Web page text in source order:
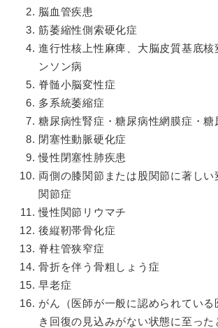
脳血管疾患
筋萎縮性側索硬化症
進行性核上性麻痺、大脳皮質基底核
ンソン病
脊髄小脳変性症
多系統萎縮症
糖尿病性腎症・糖尿病性網膜症・糖
閉塞性動脈硬化症
慢性閉塞性肺疾患
両側の膝関節または股関節に著しい
関節症
慢性関節リウマチ
後縦靭帯骨化症
脊柱管狭窄症
骨折を伴う骨粗しょう症
早老症
がん（医師が一般に認められてい
き回復の見込みがない状態に至った